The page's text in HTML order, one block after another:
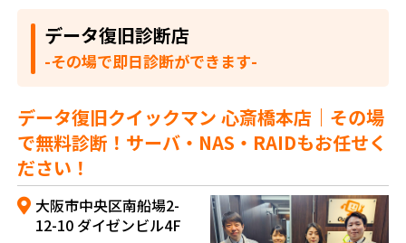
データ復旧診断店
-その場で即日診断ができます-
データ復旧クイックマン 心斎橋本店｜その場
で無料診断！サーバ・NAS・RAIDもお任せく
ださい！
大阪市中央区南船場2-
12-10 ダイゼンビル4F